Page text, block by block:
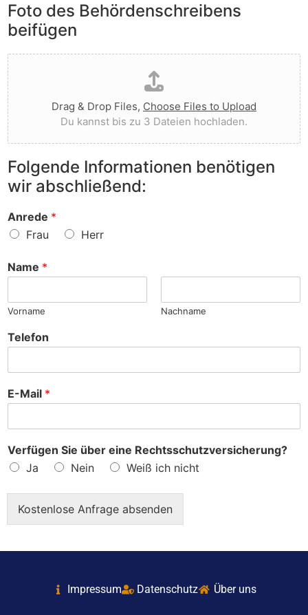
v
o
r
g
e
w
o
r
f
e
n
?
l
i
e
t
I
h
n
e
n
v
o
r
?
e
A
n
e
r
k
u
n
g
e
n
z
u
S
a
c
e
Foto des Behördenschreibens
beifügen
D
a
t
e
i
h
o
h
l
d
e
n
Drag & Drop Files, Choose Files to Upload
Du kannst bis zu 3 Dateien hochladen.
Folgende Informationen benötigen
wir abschließend:
Anrede *
Frau
Herr
Name *
Vorname Nachname
Telefon
E-Mail *
Verfügen Sie über eine Rechtsschutzversicherung?
Ja
Nein Weiß ich nicht
Kostenlose Anfrage absenden
Impressum Datenschutz Über uns